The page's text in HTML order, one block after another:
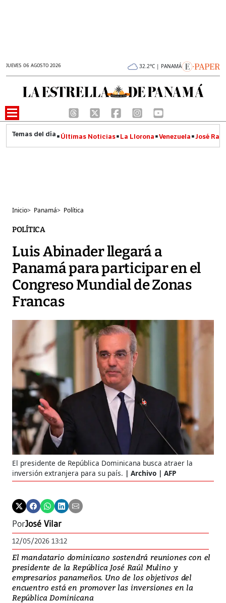
JUEVES 06 AGOSTO 2026 32.2°C | PANAMÁ
Últimas Noticias La Llorona Venezuela José
Inicio> Panamá> Política
POLÍTICA
Luis Abinader llegará a
Panamá para participar en el
Congreso Mundial de Zonas
Francas
El presidente de República Dominicana busca atraer la
inversión extranjera para su país.
Archivo | AFP
PorJosé Vilar
12/05/2026 13:12
El mandatario dominicano sostendrá reuniones con el
presidente de la República José Raúl Mulino y
empresarios panameños. Uno de los objetivos del
encuentro está en promover las inversiones en la
República Dominicana